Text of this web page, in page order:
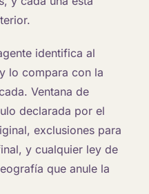
identifica al
lo compara con la
Ventana de
declarada por el
exclusiones para
y cualquier ley de
que anule la